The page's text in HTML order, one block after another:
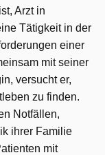
Arzt in
Tätigkeit in der
einer
mit seiner
versucht er,
zu finden.
Notfällen,
ihrer Familie
mit